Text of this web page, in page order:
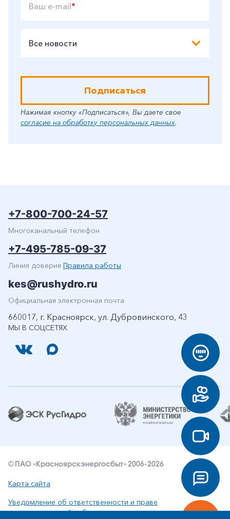
Ваш e-mail*
Все новости
Подписаться
Нажимая кнопку «Подписаться», Вы даете свое
согласие на обработку персональных данных.
МЫ В СОЦСЕТЯХ
+7-800-700-24-57
Многоканальный телефон
+7-495-785-09-37
Линия доверия Правила работы
kes@rushydro.ru
Официальная электронная почта
660017, г. Красноярск, ул. Дубровинского, 43
© ПАО «Красноярскэнергосбыт» 2006-2026
Карта сайта
Уведомление об ответственности и праве
интеллектуальной собственности